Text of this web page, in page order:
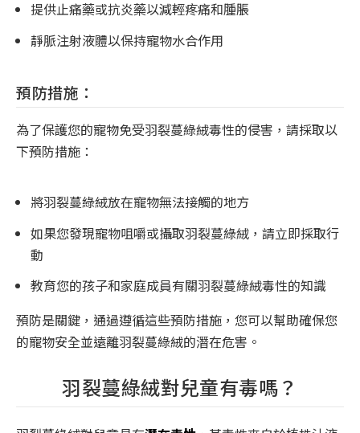
提供止痛藥或抗炎藥以減輕疼痛和腫脹
靜脈注射液體以保持寵物水合作用
預防措施：
為了保護您的寵物免受羽裂蔓綠絨毒性的侵害，請採取以
下預防措施：
將羽裂蔓綠絨放在寵物無法接觸的地方
如果您發現寵物咀嚼或攝取羽裂蔓綠絨，請立即採取行
動
教育您的孩子和家庭成員有關羽裂蔓綠絨毒性的知識
預防是關鍵，通過遵循這些預防措施，您可以幫助確保您
的寵物安全並遠離羽裂蔓綠絨的潛在危害。
羽裂蔓綠絨對兒童有毒嗎？